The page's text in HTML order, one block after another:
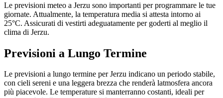
Le previsioni meteo a Jerzu sono importanti per programmare le tue
giornate. Attualmente, la temperatura media si attesta intorno ai
25°C. Assicurati di vestirti adeguatamente per goderti al meglio il
clima di Jerzu.
Previsioni a Lungo Termine
Le previsioni a lungo termine per Jerzu indicano un periodo stabile,
con cieli sereni e una leggera brezza che renderà latmosfera ancora
più piacevole. Le temperature si manterranno costanti, ideali per